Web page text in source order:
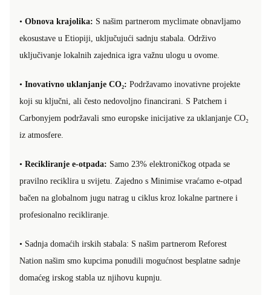
• Obnova krajolika: S našim partnerom myclimate obnavljamo
ekosustave u Etiopiji, uključujući sadnju stabala. Održivo
uključivanje lokalnih zajednica igra važnu ulogu u ovome.
• Inovativno uklanjanje CO₂: Podržavamo inovativne projekte
koji su ključni, ali često nedovoljno financirani. S Patchem i
Carbonyjem podržavali smo europske inicijative za uklanjanje CO₂
iz atmosfere.
• Recikliranje e-otpada: Samo 23% elektroničkog otpada se
pravilno reciklira u svijetu. Zajedno s Minimise vraćamo e-otpad
bačen na globalnom jugu natrag u ciklus kroz lokalne partnere i
profesionalno recikliranje.
• Sadnja domaćih irskih stabala: S našim partnerom Reforest
Nation našim smo kupcima ponudili mogućnost besplatne sadnje
domaćeg irskog stabla uz njihovu kupnju.